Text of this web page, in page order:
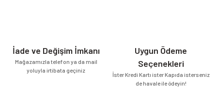
İade ve Değişim İmkanı
Mağazamızla telefon ya da mail
yoluyla irtibata geçiniz
Uygun Ödeme
Seçenekleri
İster Kredi Kartı ister Kapıda isterseniz
de havale ile ödeyin!